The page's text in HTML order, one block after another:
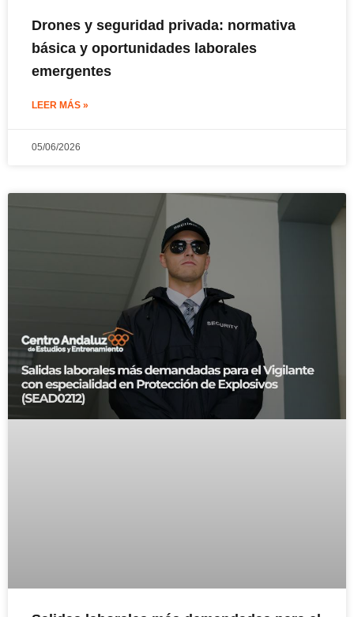
Drones y seguridad privada: normativa
básica y oportunidades laborales
emergentes
LEER MÁS »
05/06/2026